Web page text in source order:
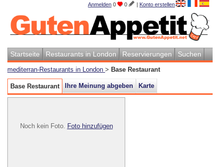
Anmelden 0 0 | Konto erstellen
Startseite Restaurants in London Reservierungen Suchen
mediterran-Restaurants in London > Base Restaurant
Base Restaurant Ihre Meinung abgeben Karte
Noch kein Foto. Foto hinzufügen